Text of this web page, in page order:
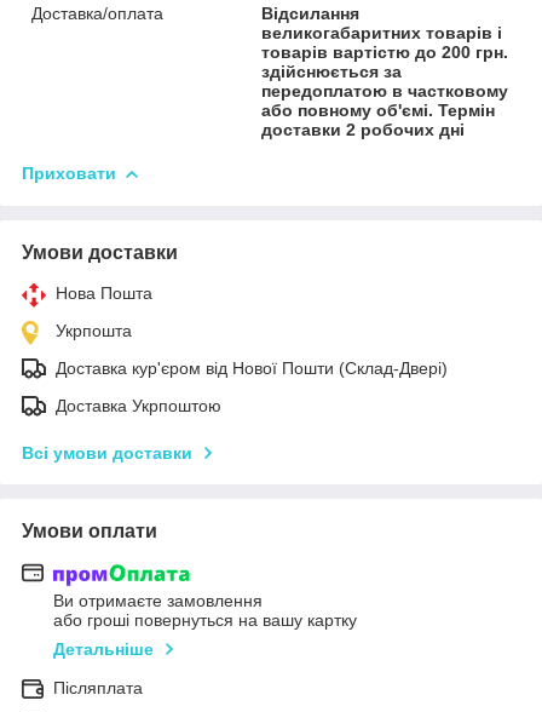
Доставка/оплата
Відсилання
великогабаритних товарів і
товарів вартістю до 200 грн.
здійснюється за
передоплатою в частковому
або повному об'ємі. Термін
доставки 2 робочих дні
Приховати
Умови доставки
Нова Пошта
Укрпошта
Доставка кур'єром від Нової Пошти (Склад-Двері)
Доставка Укрпоштою
Всі умови доставки
Умови оплати
Ви отримаєте замовлення
або гроші повернуться на вашу картку
Детальніше
Післяплата